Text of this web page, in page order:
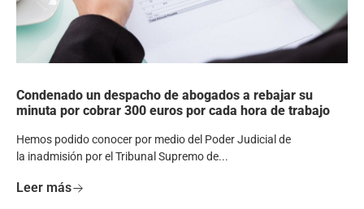
Condenado un despacho de abogados a rebajar su
minuta por cobrar 300 euros por cada hora de trabajo
Hemos podido conocer por medio del Poder Judicial de
la inadmisión por el Tribunal Supremo de...
Leer más